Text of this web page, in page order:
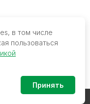
в том числе
пользоваться
Принять